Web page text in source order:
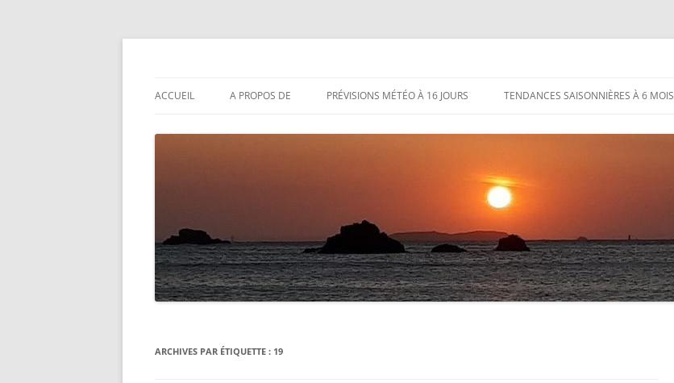
Aller
ACCUEIL A PROPOS DE PRÉVISIONS MÉTÉO À 16 JOURS TENDANCES SAISONNIÈRES À 6 MOIS
ARCHIVES PAR ÉTIQUETTE : 19